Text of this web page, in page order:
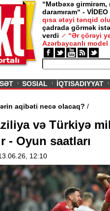
“Mətbəxə girmirəm,
daramıram“ - VİDEO
qısa ətəyi tənqid
çadrada görmək
verdi
“Ər çörəyi
Azərbaycanlı model
SOSIAL İQTISADIYYAT
aqibəti necə olacaq?
və Türkiyə
- Oyun saatları
12:10